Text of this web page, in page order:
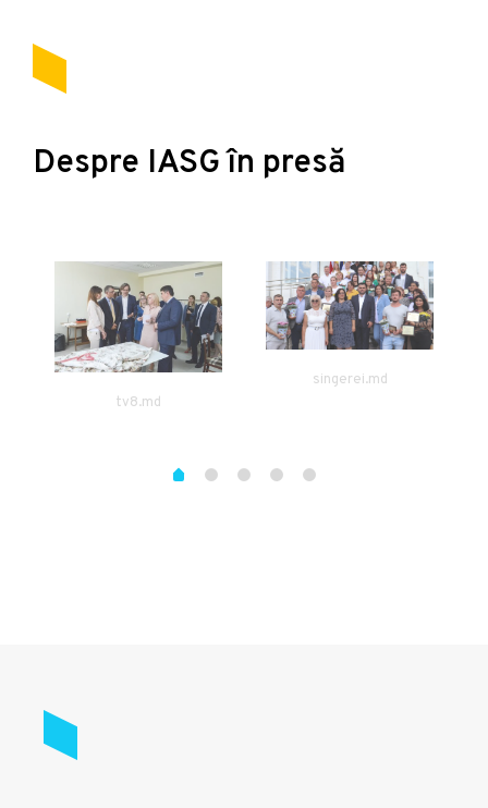
Despre IASG în presă
tv8.md
singerei.md